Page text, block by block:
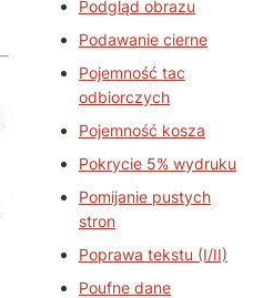
Podgląd obrazu
Podawanie cierne
Pojemność tac
odbiorczych
Pojemność kosza
Pokrycie 5% wydruku
Pomijanie pustych
stron
Poprawa tekstu (I/II)
Poufne dane